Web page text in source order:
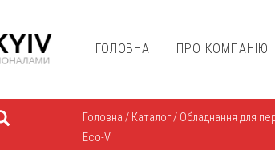
ГОЛОВНА ПРО КОМПАНІЮ
Головна / Каталог/ Обладнання для
Eco-V